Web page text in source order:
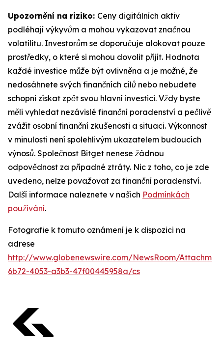
Upozornění na riziko: Ceny digitálních aktiv
podléhají výkyvům a mohou vykazovat značnou
volatilitu. Investorům se doporučuje alokovat pouze
prostředky, o které si mohou dovolit přijít. Hodnota
každé investice může být ovlivněna a je možné, že
nedosáhnete svých finančních cílů nebo nebudete
schopni získat zpět svou hlavní investici. Vždy byste
měli vyhledat nezávislé finanční poradenství a pečlivě
zvážit osobní finanční zkušenosti a situaci. Výkonnost
v minulosti není spolehlivým ukazatelem budoucích
výnosů. Společnost Bitget nenese žádnou
odpovědnost za případné ztráty. Nic z toho, co je zde
uvedeno, nelze považovat za finanční poradenství.
Další informace naleznete v našich Podmínkách
používání.
Fotografie k tomuto oznámení je k dispozici na
adrese
http://www.globenewswire.com/NewsRoom/
6b72-4053-a3b3-47f00445958a/cs